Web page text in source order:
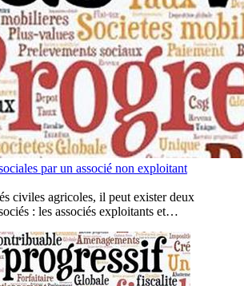
par un associé non exploitant
civiles agricoles, il peut exister deux
: les associés exploitants et…